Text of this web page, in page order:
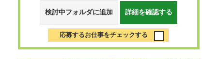
検討中フォルダに追加 詳細を確認する
応募するお仕事をチェックする